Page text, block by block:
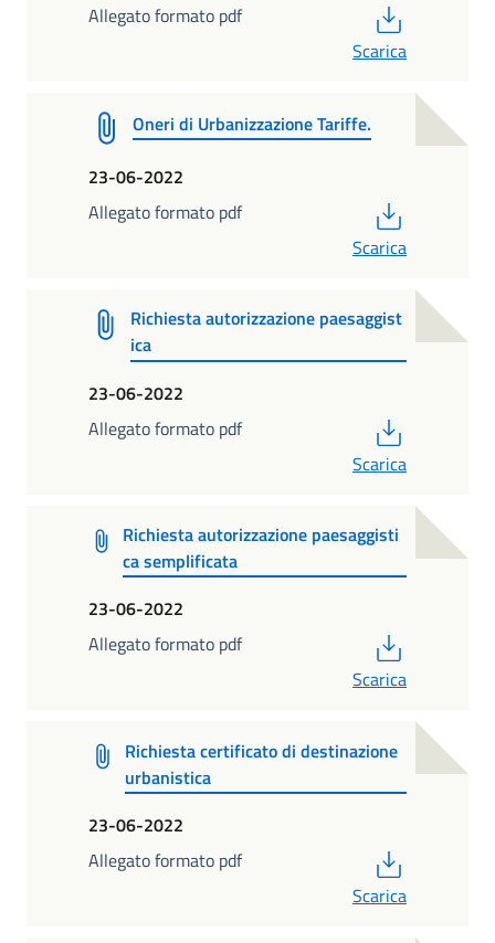
Allegato formato pdf
Scarica
Oneri di Urbanizzazione Tariffe.
23-06-2022
Allegato formato pdf
Scarica
Richiesta autorizzazione paesaggist
ica
23-06-2022
Allegato formato pdf
Scarica
Richiesta autorizzazione paesaggisti
ca semplificata
23-06-2022
Allegato formato pdf
Scarica
Richiesta certificato di destinazione
urbanistica
23-06-2022
Allegato formato pdf
Scarica